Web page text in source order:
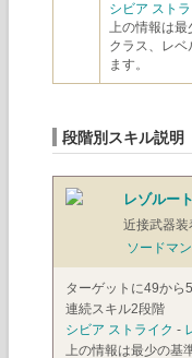
シビア スト
上の情報は最
クラス、レ
ます。
段階別スキル説明
レゾルー
近接武器
ソードマ
ターゲットに49から
連続スキル2段階
シビア ストライク -
上の情報は最少の基